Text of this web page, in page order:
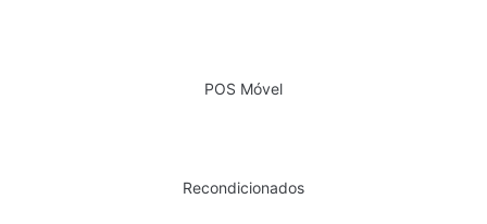
POS Móvel
Recondicionados